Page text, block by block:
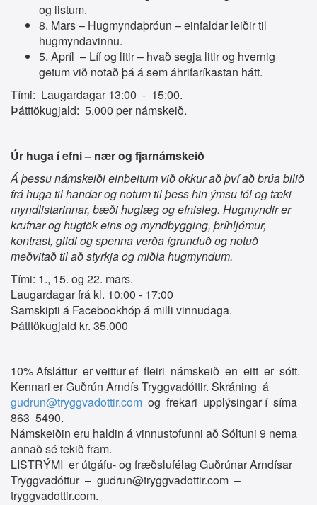
og listum.
8. Mars – Hugmyndaþróun – einfaldar leiðir til
hugmyndavinnu.
5. Apríl – Líf og litir – hvað segja litir og hvernig
getum við notað þá á sem áhrifaríkastan hátt.
Tími: Laugardagar 13:00 - 15:00.
Þátttökugjald: 5.000 per námskeið.
Úr huga í efni – nær og fjarnámskeið
Á þessu námskeiði einbeitum við okkur að því að brúa bilið
frá huga til handar og notum til þess hin ýmsu tól og tæki
myndlistarinnar, bæði huglæg og efnisleg. Hugmyndir er
krufnar og hugtök eins og myndbygging, þríhljómur,
kontrast, gildi og spenna verða ígrunduð og notuð
meðvitað til að styrkja og miðla hugmyndum.
Tími: 1., 15. og 22. mars.
Laugardagar frá kl. 10:00 - 17:00
Samskipti á Facebookhóp á milli vinnudaga.
Þátttökugjald kr. 35.000
10% Afsláttur er veittur ef fleiri námskeið en eitt er sótt.
Kennari er Guðrún Arndís Tryggvadóttir. Skráning á
gudrun@tryggvadottir.com og frekari upplýsingar í síma
863 5490.
Námskeiðin eru haldin á vinnustofunni að Sóltuni 9 nema
annað sé tekið fram.
LISTRÝMI er útgáfu- og fræðslufélag Guðrúnar Arndísar
Tryggvadóttur – gudrun@tryggvadottir.com –
tryggvadottir.com.